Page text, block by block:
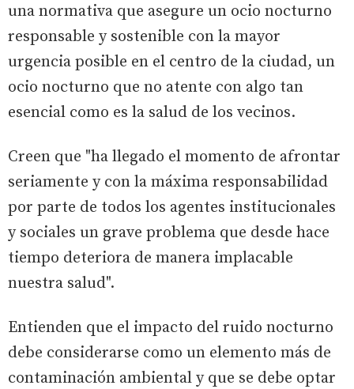
una normativa que asegure un ocio nocturno
responsable y sostenible con la mayor
urgencia posible en el centro de la ciudad, un
ocio nocturno que no atente con algo tan
esencial como es la salud de los vecinos.
Creen que "ha llegado el momento de afrontar
seriamente y con la máxima responsabilidad
por parte de todos los agentes institucionales
y sociales un grave problema que desde hace
tiempo deteriora de manera implacable
nuestra salud".
Entienden que el impacto del ruido nocturno
debe considerarse como un elemento más de
contaminación ambiental y que se debe optar